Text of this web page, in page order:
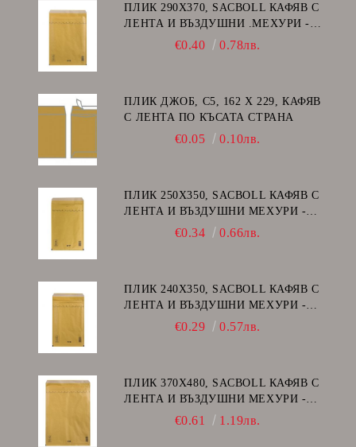
ПЛИК 290Х370, SACBOLL КАФЯВ С
ЛЕНТА И ВЪЗДУШНИ .МЕХУРИ -
€0.40 0.78лв.
ПЛИК ДЖОБ, C5, 162 Х 229, КАФЯВ
С ЛЕНТА ПО КЪСАТА СТРАНА
€0.05 0.10лв.
ПЛИК 250Х350, SACBOLL КАФЯВ С
ЛЕНТА И ВЪЗДУШНИ МЕХУРИ -
€0.34 0.66лв.
ПЛИК 240Х350, SACBOLL КАФЯВ С
ЛЕНТА И ВЪЗДУШНИ МЕХУРИ -
€0.29 0.57лв.
ПЛИК 370Х480, SACBOLL КАФЯВ С
ЛЕНТА И ВЪЗДУШНИ МЕХУРИ -
€0.61 1.19лв.